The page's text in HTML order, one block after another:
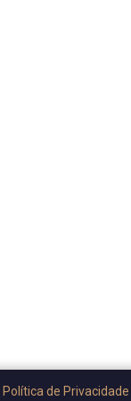
Política de Privacidade